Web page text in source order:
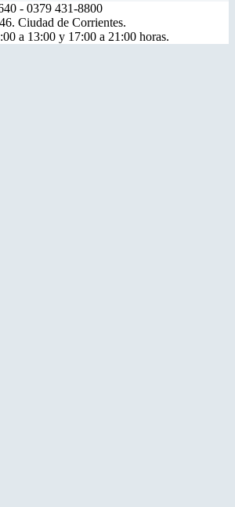
- 0379 431-8800
Ciudad de Corrientes.
a 13:00 y 17:00 a 21:00 horas.